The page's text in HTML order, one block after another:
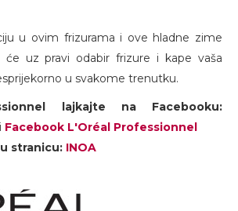
u ovim frizurama i ove hladne zime
uz pravi odabir frizure i kape vaša
u svakome trenutku.
lajkajte na Facebooku:
i Facebook L'Oréal Professionnel
stranicu: INOA